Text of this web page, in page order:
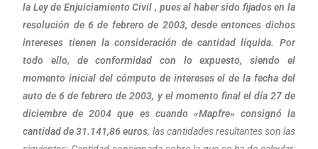
la Ley de Enjuiciamiento Civil , pues al haber sido fijados en la
resolución de 6 de febrero de 2003, desde entonces dichos
intereses tienen la consideración de cantidad líquida.
Por
todo ello, de conformidad con lo expuesto, siendo el
momento inicial del cómputo de intereses el de la fecha del
auto de 6 de febrero de 2003, y el momento final el día 27 de
diciembre de 2004 que es cuando «Mapfre» consignó la
cantidad de 31.141,86 euros, las cantidades resultantes son las